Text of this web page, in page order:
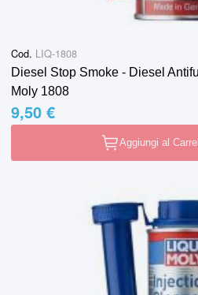
Cod. LIQ-1808
Diesel Stop Smoke - Diesel
Moly 1808
9,50 €
Aggiungi al